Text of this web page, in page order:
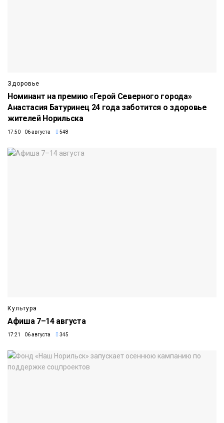
Здоровье
Номинант на премию «Герой Северного города»
Анастасия Батуринец 24 года заботится о здоровье
жителей Норильска
17:50 06 августа 548
Культура
Афиша 7–14 августа
17:21 06 августа 345